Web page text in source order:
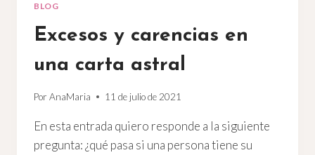
BLOG
Excesos y carencias en
una carta astral
Por AnaMaria 11 de julio de 2021
En esta entrada quiero responde a la siguiente
pregunta: ¿qué pasa si una persona tiene su